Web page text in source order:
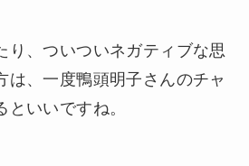
り、ついついネガティブな思
は、一度鴨頭明子さんのチャ
いいですね。